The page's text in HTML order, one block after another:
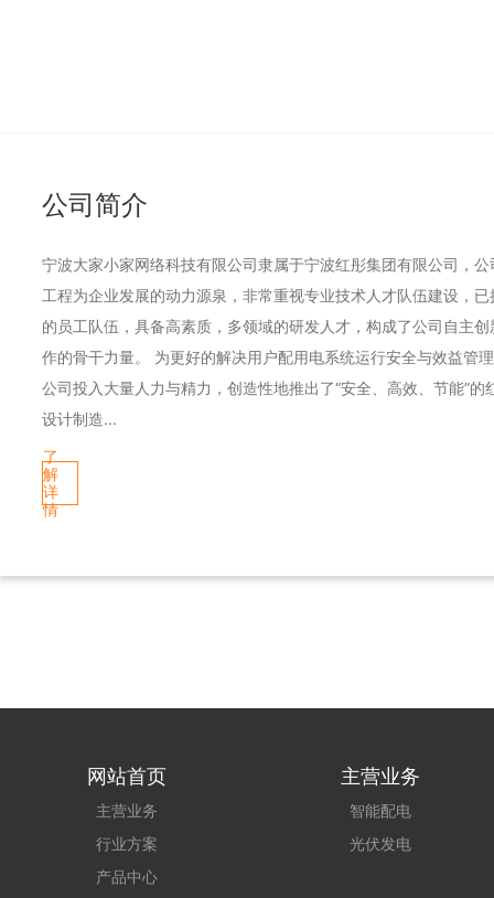
公司简介
宁波大家小家网络科技有限公司隶属于宁波红彤集团有限公司，
工程为企业发展的动力源泉，非常重视专业技术人才队伍建设，
的员工队伍，具备高素质，多领域的研发人才，构成了公司自主
作的骨干力量。 为更好的解决用户配用电系统运行安全与效益管
公司投入大量人力与精力，创造性地推出了“安全、高效、节能”
设计制造...
了
解
详
情
网站首页
主营业务
行业方案
产品中心
主营业务
智能配电
光伏发电